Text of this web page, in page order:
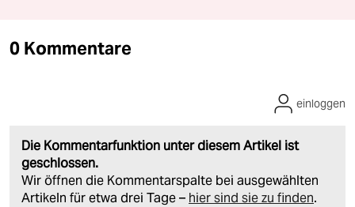
0 Kommentare
Die Kommentarfunktion unter diesem Artikel ist
geschlossen.
Wir öffnen die Kommentarspalte bei ausgewählten
Artikeln für etwa drei Tage – hier sind sie zu finden.
einloggen